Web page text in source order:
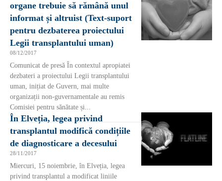
organe trebuie să rămână unul
informat și altruist (Text-suport
pentru dezbaterea proiectului
Legii transplantului uman)
08/12/2017
Comunicat de presă În contextul apropiatei
dezbateri a proiectului Legii transplantului
uman, inițiat de Guvern, mai multe
organizații non-guvernamentale au remis
Comisiei pentru sănătate și...
În Elveția, legea privind
transplantul modifică condițiile
de diagnosticare a decesului
28/11/2017
Miercuri, 15 noiembrie, în Elveția, legea
privind transplantul a modificat liniile